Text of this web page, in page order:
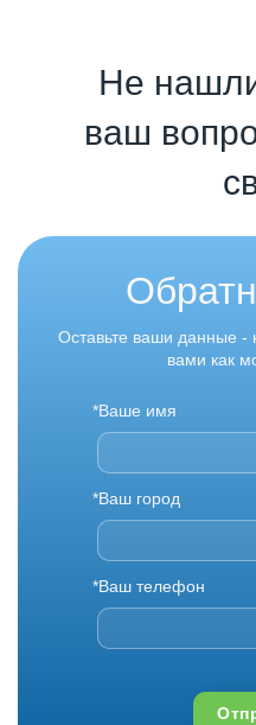
Не
ваш
Оставьте ваши данные -
вами как
*Ваше имя
*Ваш город
*Ваш телефон